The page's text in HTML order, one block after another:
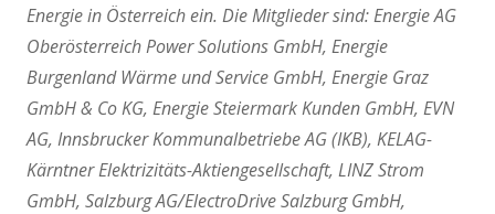
Energie in Österreich ein. Die Mitglieder sind: Energie AG
Oberösterreich Power Solutions GmbH, Energie
Burgenland Wärme und Service GmbH, Energie Graz
GmbH & Co KG, Energie Steiermark Kunden GmbH, EVN
AG, Innsbrucker Kommunalbetriebe AG (IKB), KELAG-
Kärntner Elektrizitäts-Aktiengesellschaft, LINZ Strom
GmbH, Salzburg AG/ElectroDrive Salzburg GmbH,